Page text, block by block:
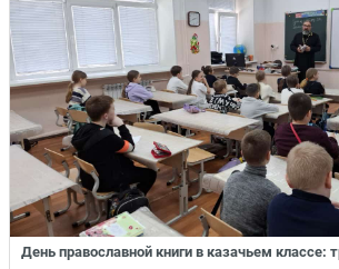
День православной книги в казачьем классе: